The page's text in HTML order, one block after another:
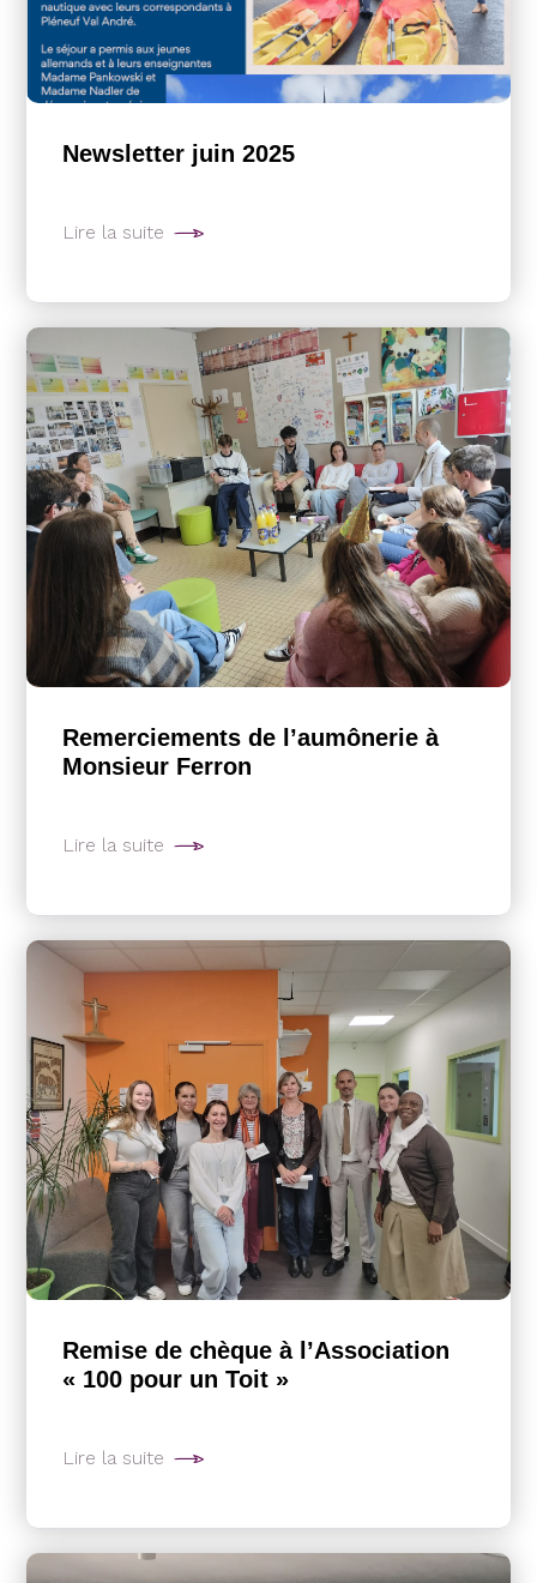
Newsletter juin 2025
Lire la suite
Remerciements de l’aumônerie à
Monsieur Ferron
Lire la suite
Remise de chèque à l’Association
« 100 pour un Toit »
Lire la suite